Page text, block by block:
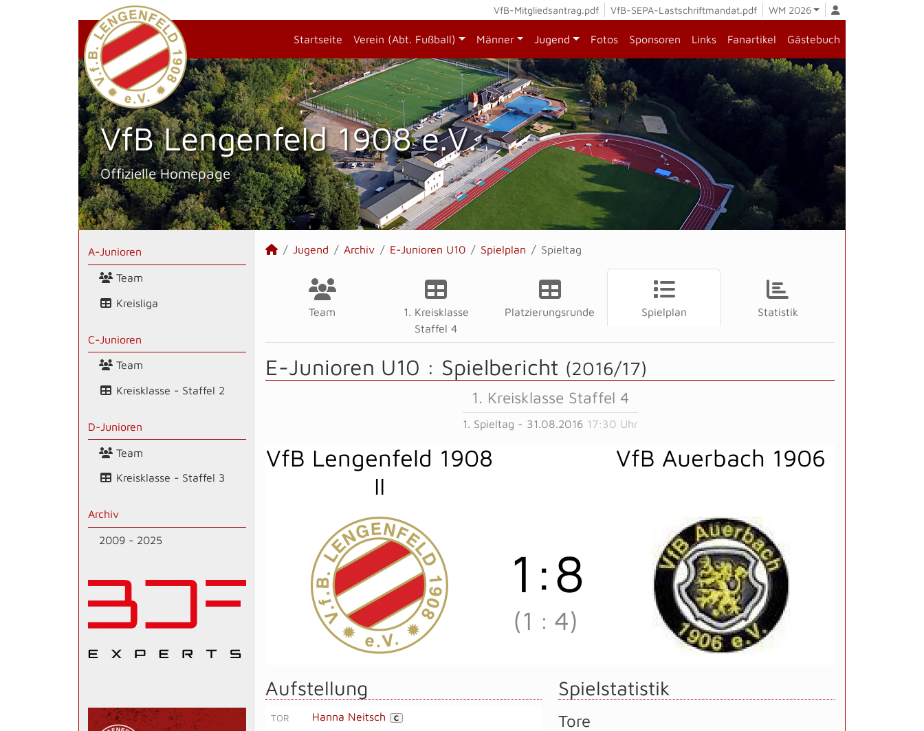
VfB-Mitgliedsantrag.pdf VfB-SEPA-Lastschriftmandat.pdf WM 2026
Startseite Verein (Abt. Fußball) Männer Jugend Fotos Sponsoren Links Fanartikel Gästebuch
VfB Lengenfeld 1908 e.V.
Offizielle Homepage
A-Junioren
Team
Kreisliga
C-Junioren
Team
Kreisklasse - Staffel 2
D-Junioren
Team
Kreisklasse - Staffel 3
Archiv
2009 - 2025
Jugend Archiv E-Junioren U10 Spielplan Spieltag
Team
1. Kreisklasse
Staffel 4
Platzierungsrunde Spielplan Statistik
E-Junioren U10 : Spielbericht (2016/17)
1. Kreisklasse Staffel 4
1. Spieltag - 31.08.2016 17:30 Uhr
VfB Lengenfeld 1908
II
VfB Auerbach 1906
1 :8
(1 : 4)
Aufstellung
TOR Hanna Neitsch C
Spielstatistik
Tore